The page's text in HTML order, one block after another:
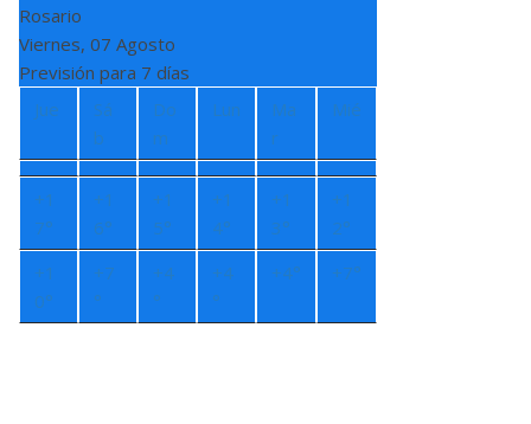
Rosario
Viernes, 07 Agosto
Previsión para 7 días
Jue
Sá
b
Do
m
Lun
Ma
r
Mié
+1
7°
+1
6°
+1
5°
+1
4°
+1
3°
+1
2°
+1
0°
+7
°
+4
°
+4
°
+4° +7°